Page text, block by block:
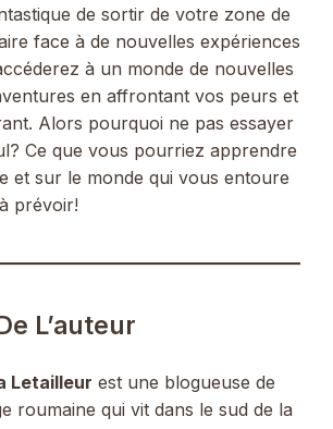
de sortir de votre zone de
face à de nouvelles expériences
à un monde de nouvelles
en affrontant vos peurs et
Alors pourquoi ne pas essayer
Ce que vous pourriez apprendre
et sur le monde qui vous entoure
prévoir!
L’auteur
Letailleur est une blogueuse de
roumaine qui vit dans le sud de la